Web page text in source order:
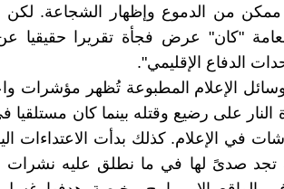
ممكن من الدموع وإظهار الشجاعة. لكن
"كان" عرض فجأة تقريرا حقيقيا عن
الدفاع الإقليمي".
الإعلام المطبوعة تُظهر مؤشرات
على رضيع وقتله بينما كان
في الإعلام. كذلك بدأت الاعتداءات
تجد صدىً لها في ما نطلق عليه نشرات